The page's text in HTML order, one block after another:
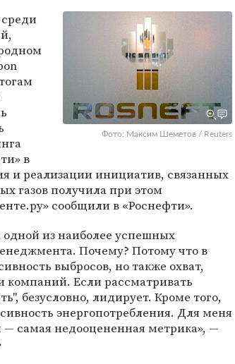
Фото: Максим Шеметов / Reuters
в
и реализации инициатив, связанных
газов получила при этом
сообщили в «Роснефти».
одной из наиболее успешных
Почему? Потому что в
выбросов, но также охват,
компаний. Если рассматривать
безусловно, лидирует. Кроме того,
энергопотребления. Для меня
— самая недооцененная метрика», —